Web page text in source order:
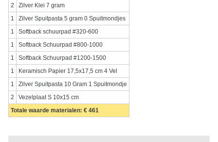
2
Zilver Klei 7 gram
1
Zilver Spuitpasta 5 gram 0 Spuitmondjes
1
Softback schuurpad #320-600
1
Softback Schuurpad #800-1000
1
Softback Schuurpad #1200-1500
1
Keramisch Papier 17,5x17,5 cm 4 Vel
1
Zilver Spuitpasta 10 Gram 1 Spuitmondje
2
Vezelplaat S 10x15 cm
Totale waarde materialen: € 461